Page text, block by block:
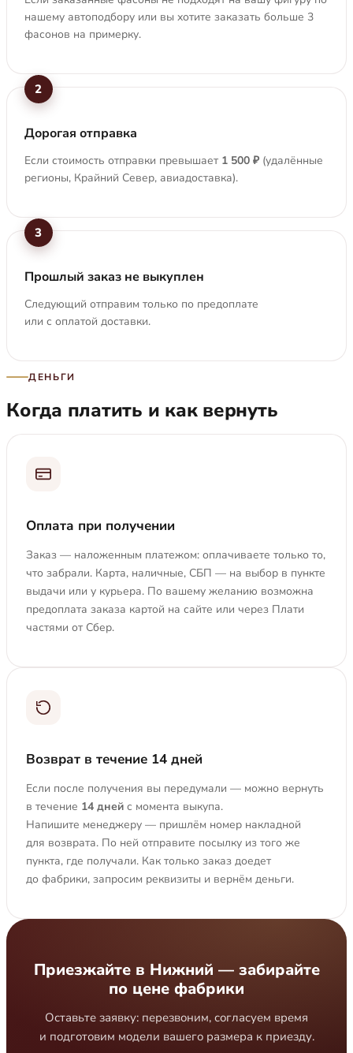
нашему автоподбору или вы хотите заказать больше 3
фасонов на примерку.
2
Дорогая отправка
Если стоимость отправки превышает 1 500 ₽(удалённые
регионы, Крайний Север, авиадоставка).
3
Прошлый заказ не выкуплен
Следующий отправим только по предоплате
или с оплатой доставки.
ДЕНЬГИ
Когда платить и как вернуть
Оплата при получении
Заказ — наложенным платежом: оплачиваете только то,
что забрали. Карта, наличные, СБП — на выбор в пункте
выдачи или у курьера. По вашему желанию возможна
предоплата заказа картой на сайте или через Плати
частями от Сбер.
Возврат в течение 14 дней
Если после получения вы передумали — можно вернуть
в течение 14 дней с момента выкупа.
Напишите менеджеру — пришлём номер накладной
для возврата. По ней отправите посылку из того же
пункта, где получали. Как только заказ доедет
до фабрики, запросим реквизиты и вернём деньги.
Приезжайте в Нижний — забирайте
по цене фабрики
Оставьте заявку: перезвоним, согласуем время
и подготовим модели вашего размера к приезду.